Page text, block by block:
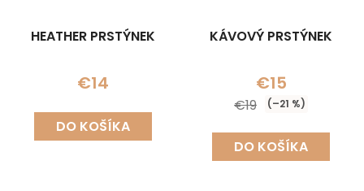
HEATHER PRSTÝNEK
€14
DO KOŠÍKA
KÁVOVÝ PRSTÝNEK
€15
€19 (–21 %)
DO KOŠÍKA